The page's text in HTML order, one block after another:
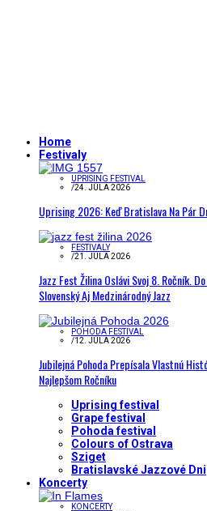
Home
Festivaly
UPRISING FESTIVAL
/24. JÚLA 2026
Uprising 2026: Keď Bratislava Na Pár
FESTIVALY
/21. JÚLA 2026
Jazz Fest Žilina Oslávi Svoj 8. Ročník.
Slovenský Aj Medzinárodný Jazz
POHODA FESTIVAL
/12. JÚLA 2026
Jubilejná Pohoda Prepísala Vlastnú
Najlepšom Ročníku
Uprising festival
Grape festival
Pohoda festival
Colours of Ostrava
Sziget
Bratislavské Jazzové Dni
Koncerty
KONCERTY